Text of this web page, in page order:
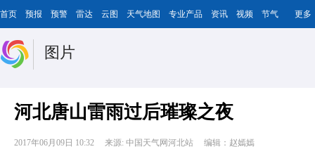
首页 预报 预警 雷达 云图 天气地图 专业产品 资讯 视频 节气 更多
图片
河北唐山雷雨过后璀璨之夜
2017年06月09日 10:32 来源: 中国天气网河北站 编辑：赵嫣嫣